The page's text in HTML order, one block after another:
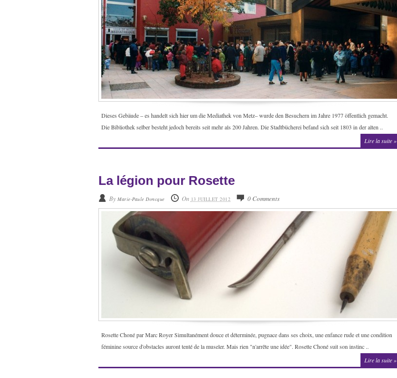
Dieses Gebäude – es handelt sich hier um die Mediathek von Metz– wurde den Besuchern im Jahre 1977 öffentlich gemacht.
Die Bibliothek selber besteht jedoch bereits seit mehr als 200 Jahren. Die Stadtbücherei befand sich seit 1803 in der alten ..
Lire la suite »
La légion pour Rosette
By Marie-Paule Doncque On 13 JUILLET 2012 0 Comments
Rosette Choné par Marc Royer Simultanément douce et déterminée, pugnace dans ses choix, une enfance rude et une condition
féminine source d'obstacles auront tenté de la museler. Mais rien "n'arrête une idée". Rosette Choné suit son instinc ..
Lire la suite »